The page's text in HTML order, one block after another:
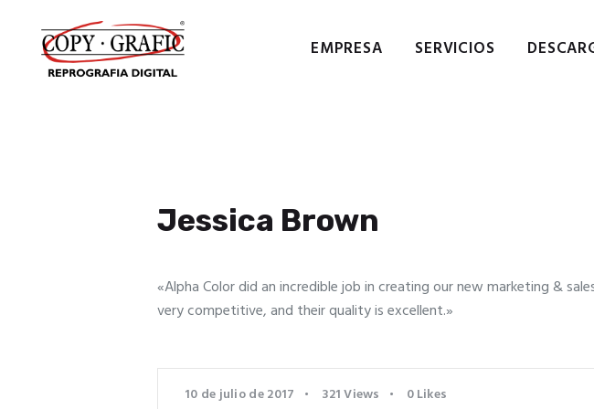
EMPRESA SERVICIOS
COPY · GRAFIC
Empresa
Jessica Brown
«Alpha Color did an incredible job in creating our new marketing &
very competitive, and their quality is excellent.»
10 de julio de 2017 321Views 0Likes